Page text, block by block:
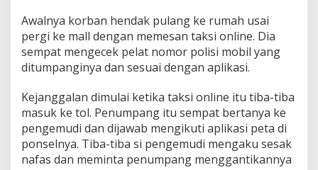
Awalnya korban hendak pulang ke rumah usai
pergi ke mall dengan memesan taksi online. Dia
sempat mengecek pelat nomor polisi mobil yang
ditumpanginya dan sesuai dengan aplikasi.
Kejanggalan dimulai ketika taksi online itu tiba-tiba
masuk ke tol. Penumpang itu sempat bertanya ke
pengemudi dan dijawab mengikuti aplikasi peta di
ponselnya. Tiba-tiba si pengemudi mengaku sesak
nafas dan meminta penumpang menggantikannya